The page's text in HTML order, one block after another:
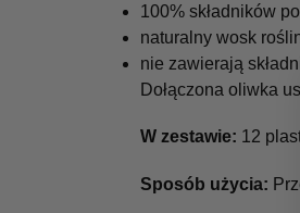
100% składników
naturalny wosk
nie zawierają
Dołączona oliwka
W zestawie: 12
Sposób użycia: